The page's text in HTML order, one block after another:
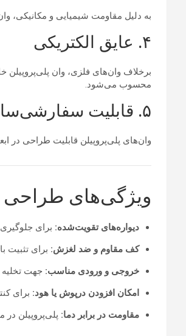
به دلیل مقاومت شیمیایی و مکانیکی،
۴. عایق الکتریکی
برخلاف وان‌های فلزی، وان پلی‌پروپیلن
محسوب می‌شود.
۵. قابلیت سفارشی‌سازی
وان‌های پلی‌پروپیلن قابلیت طراحی در
ویژگی‌های طراحی
دیواره‌های تقویت‌شده: برای
کف مقاوم و ضد لغزش: برای تثبیت
خروجی و ورودی مناسب: جهت
امکان افزودن درپوش یا هود: برای
مقاومت در برابر دما: پلی‌پروپیلن در محدوده دمایی -۲۰ تا +۱۰۰ درجه